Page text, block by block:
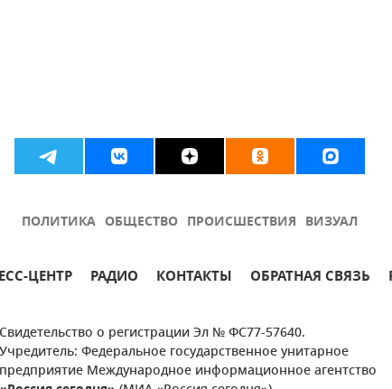
ПОЛИТИКА ОБЩЕСТВО ПРОИСШЕСТВИЯ ВИЗУАЛ
ЦЕНТР РАДИО КОНТАКТЫ ОБРАТНАЯ СВЯЗЬ
Свидетельство о регистрации Эл № ФС77-57640.
Учредитель: Федеральное государственное унитарное
предприятие Международное информационное агентство